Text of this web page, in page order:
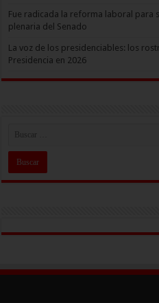
Fue radicada la reforma laboral para
plenaria del Senado
La voz de los presidenciables: los
Presidencia en 2026